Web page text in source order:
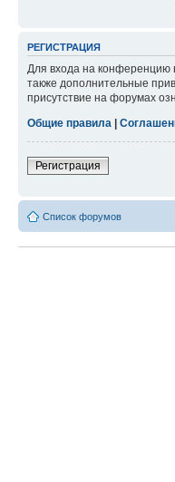
РЕГИСТРАЦИЯ
Для входа на конференцию
также дополнительные
присутствие на форумах
Общие правила |
Регистрация
Список форумов